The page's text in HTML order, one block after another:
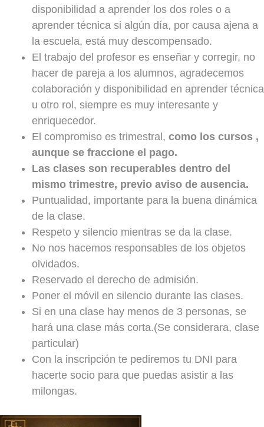
disponibilidad a aprender los dos roles o a
aprender técnica si algún día, por causa ajena a
la escuela, está muy descompensado.
El trabajo del profesor es enseñar y corregir, no
hacer de pareja a los alumnos, agradecemos
colaboración y disponibilidad en aprender técnica
u otro rol, siempre es muy interesante y
enriquecedor.
El compromiso es trimestral, como los cursos ,
aunque se fraccione el pago.
Las clases son recuperables dentro del
mismo trimestre, previo aviso de ausencia.
Puntualidad, importante para la buena dinámica
de la clase.
Respeto y silencio mientras se da la clase.
No nos hacemos responsables de los objetos
olvidados.
Reservado el derecho de admisión.
Poner el móvil en silencio durante las clases.
Si en una clase hay menos de 3 personas, se
hará una clase más corta.(Se considerara, clase
particular)
Con la inscripción te pediremos tu DNI para
hacerte socio para que puedas asistir a las
milongas.